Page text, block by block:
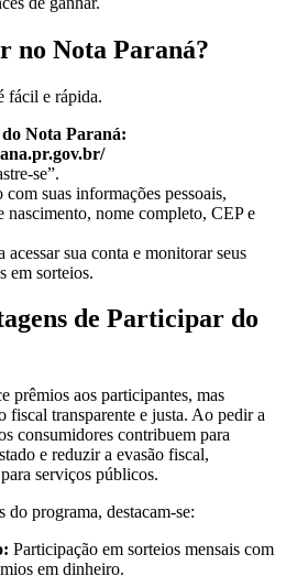
no Nota Paraná?
fácil e rápida.
Nota Paraná:
se”.
suas informações pessoais,
nascimento, nome completo, CEP e
acessar sua conta e monitorar seus
em sorteios.
de Participar do
prêmios aos participantes, mas
fiscal transparente e justa. Ao pedir a
consumidores contribuem para
e reduzir a evasão fiscal,
serviços públicos.
programa, destacam-se:
Participação em sorteios mensais com
em dinheiro.